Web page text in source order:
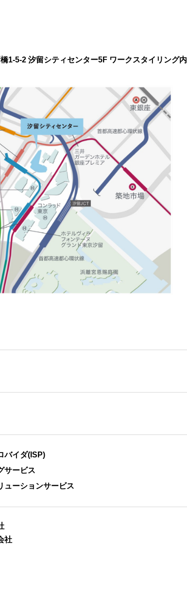
1-5-2 汐留シティセンター5F ワークスタイリング内
バイダ(ISP)
サービス
ューションサービス
社